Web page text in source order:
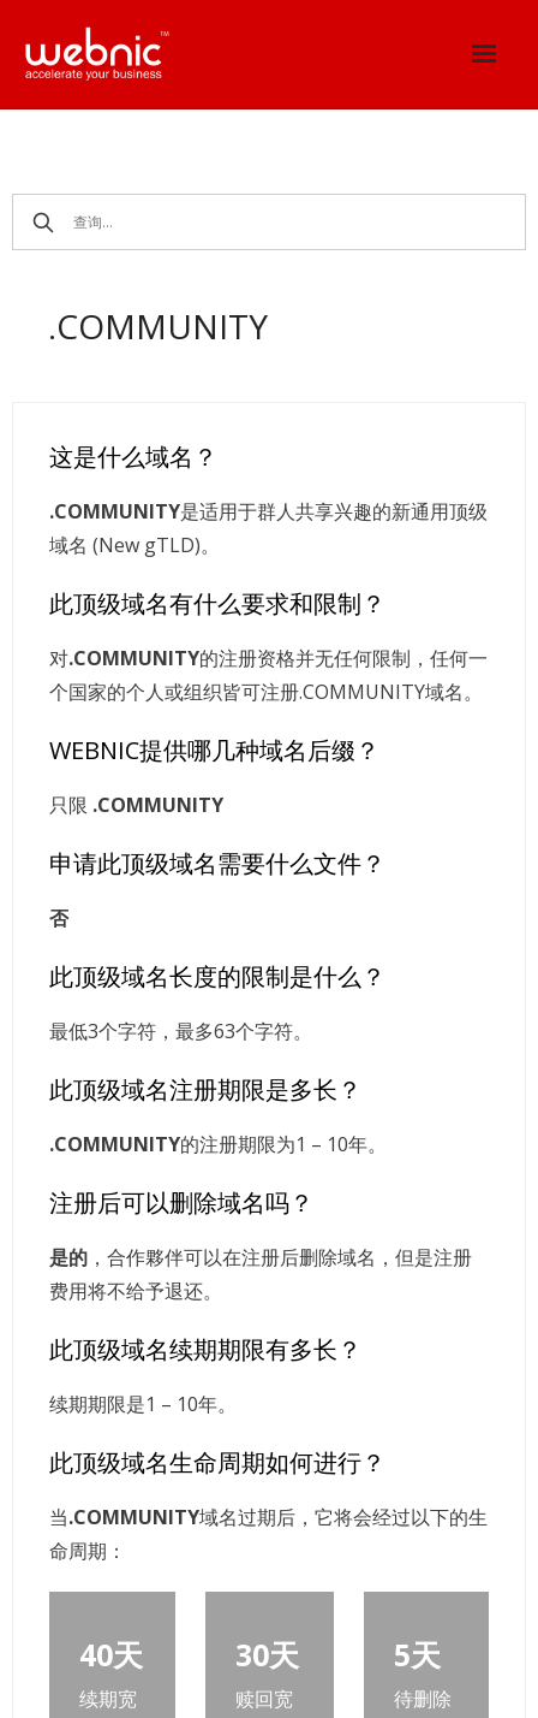
content
.COMMUNITY
这是什么域名？
.COMMUNITY是适用于群人共享兴趣的新通用顶级
域名 (New gTLD)。
此顶级域名有什么要求和限制？
对.COMMUNITY的注册资格并无任何限制，任何一
个国家的个人或组织皆可注册.COMMUNITY域名。
WEBNIC提供哪几种域名后缀？
只限 .COMMUNITY
申请此顶级域名需要什么文件？
否
此顶级域名长度的限制是什么？
最低3个字符，最多63个字符。
此顶级域名注册期限是多长？
.COMMUNITY的注册期限为1 – 10年。
注册后可以删除域名吗？
是的 ，合作夥伴可以在注册后删除域名，但是注册
费用将不给予退还。
此顶级域名续期期限有多长？
续期期限是1 – 10年。
此顶级域名生命周期如何进行？
当.COMMUNITY域名过期后，它将会经过以下的生
命周期：
40天
续期宽
30天
赎回宽
5天
待删除